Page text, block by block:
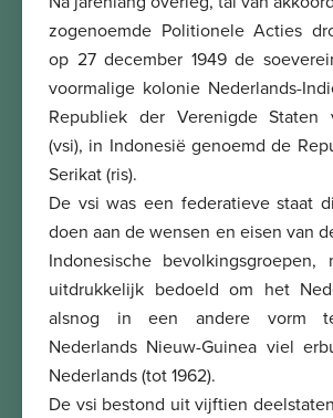
zogenoemde Politionele Acties
op 27 december 1949 de
voormalige kolonie Nederlands-
Republiek der Verenigde Staten
(vsi), in Indonesië genoemd de
Serikat (ris).
De vsi was een federatieve staat
doen aan de wensen en eisen van
Indonesische bevolkingsgroepen,
uitdrukkelijk bedoeld om het
alsnog in een andere vorm
Nederlands Nieuw-Guinea viel
Nederlands (tot 1962).
De vsi bestond uit vijftien